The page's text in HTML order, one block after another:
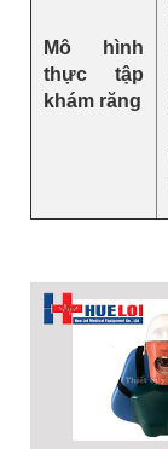
Mô hình
thực tập
khám răng